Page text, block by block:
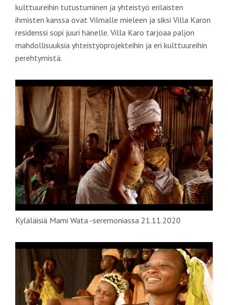
kulttuureihin tutustuminen ja yhteistyö erilaisten
ihmisten kanssa ovat Vilmalle mieleen ja siksi Villa Karon
residenssi sopi juuri hänelle. Villa Karo tarjoaa paljon
mahdollisuuksia yhteistyöprojekteihin ja eri kulttuureihin
perehtymistä.
Kyläläisiä Mami Wata -seremoniassa 21.11.2020